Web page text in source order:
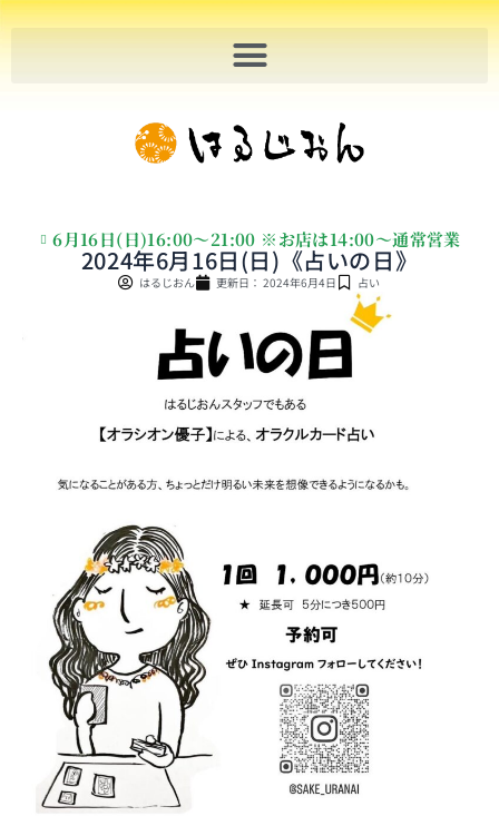
内
容
6月16日(日)16:00〜21:00 ※お店は14:00〜通常営業
2024年6月16日(日)《占いの日》
はるじおん 更新日： 2024年6月4日 占い